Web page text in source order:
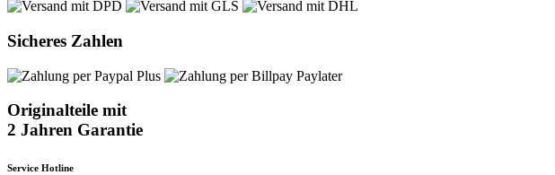
Sicheres Zahlen
Originalteile mit
2 Jahren Garantie
Service Hotline